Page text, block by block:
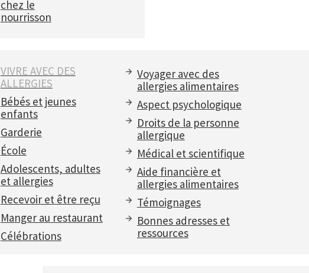
chez le
nourrisson
VIVRE AVEC DES
ALLERGIES
Bébés et jeunes
enfants
Garderie
École
Adolescents, adultes
et allergies
Recevoir et être reçu
Manger au restaurant
Célébrations
Voyager avec des
allergies alimentaires
Aspect psychologique
Droits de la personne
allergique
Médical et scientifique
Aide financière et
allergies alimentaires
Témoignages
Bonnes adresses et
ressources